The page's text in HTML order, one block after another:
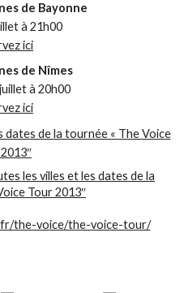
de Bayonne
à 21h00
ici
de Nîmes
à 20h00
ici
de la tournée « The Voice
les villes et les dates de la
Tour 2013″
the-voice/the-voice-tour/